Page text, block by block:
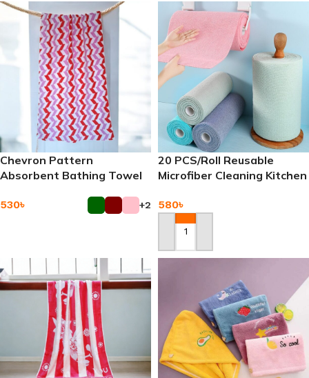
Chevron Pattern
Absorbent Bathing Towel
530৳ +2
20 PCS/Roll Reusable
Microfiber Cleaning Kitchen
580৳
Add To Cart